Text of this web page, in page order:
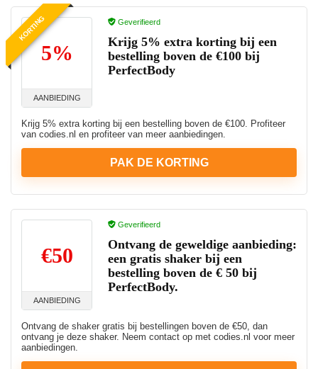
KORTING
5%
AANBIEDING
Geverifieerd
Krijg 5% extra korting bij een
bestelling boven de €100 bij
PerfectBody
Krijg 5% extra korting bij een bestelling boven de €100. Profiteer
van codies.nl en profiteer van meer aanbiedingen.
PAK DE KORTING
€50
AANBIEDING
Geverifieerd
Ontvang de geweldige aanbieding:
een gratis shaker bij een
bestelling boven de € 50 bij
PerfectBody.
Ontvang de shaker gratis bij bestellingen boven de €50, dan
ontvang je deze shaker. Neem contact op met codies.nl voor meer
aanbiedingen.